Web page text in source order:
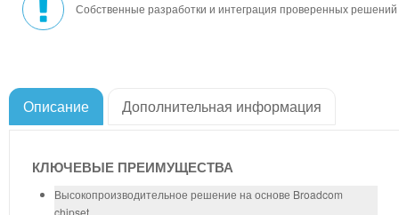
Собственные разработки и интеграция проверенных решений
Описание Дополнительная информация
КЛЮЧЕВЫЕ ПРЕИМУЩЕСТВА
Высокопроизводительное решение на основе Broadcom